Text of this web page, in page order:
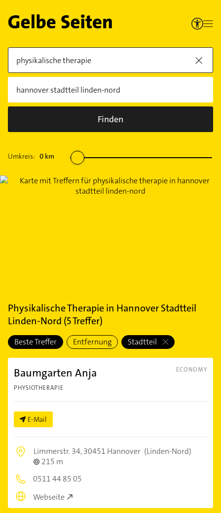
Finden
Umkreis: 0 km
Physikalische Therapiein Hannover Stadtteil
Linden-Nord (5Treffer)
Beste Treffer Entfernung Stadtteil
ECONOMY
Baumgarten Anja
PHYSIOTHERAPIE
E-Mail
Limmerstr. 34,30451 Hannover (Linden-Nord)
215 m
0511 44 85 05
Webseite